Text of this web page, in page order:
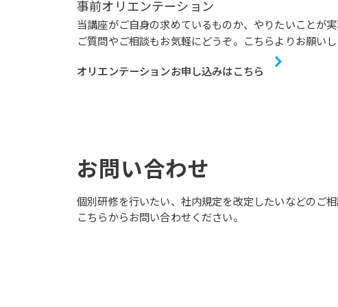
事前オリエンテーション
当講座がご自身の求めているものか、やりたいことが
ご質問やご相談もお気軽にどうぞ。こちらよりお願い
オリエンテーションお申し込みはこちら
お問い合わせ
個別研修を行いたい、社内規定を改定したいなどのご
こちらからお問い合わせください。